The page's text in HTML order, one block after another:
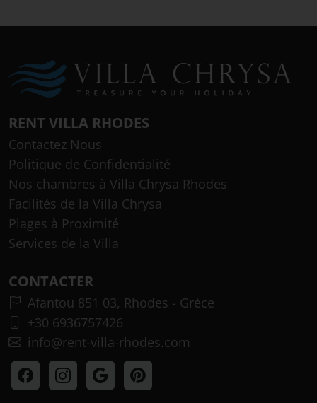
RENT VILLA RHODES
Contactez Nous
Politique de Confidentialité
Nos chambres à Villa Chrysa Rhodes
Facilités de la Villa Chrysa
Plages à Proximité
Services de la Villa
CONTACTER
Afantou 851 03, Rhodes - Grèce
+30 6936757426
info@rent-villa-rhodes.com